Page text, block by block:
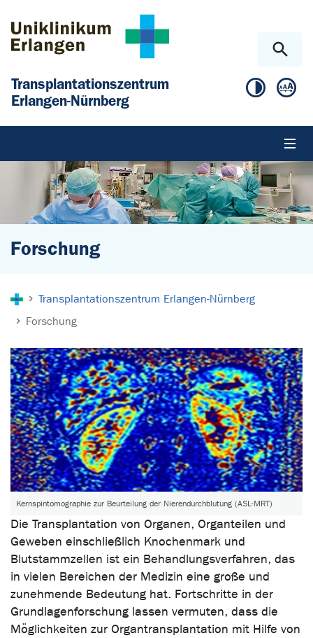
Transplantationszentrum
Erlangen-Nürnberg
Forschung
Transplantationszentrum Erlangen-Nürnberg
Forschung
Kernspintomographie zur Beurteilung der Nierendurchblutung (ASL-MRT)
Die Transplantation von Organen, Organteilen und
Geweben einschließlich Knochenmark und
Blutstammzellen ist ein Behandlungsverfahren, das
in vielen Bereichen der Medizin eine große und
zunehmende Bedeutung hat. Fortschritte in der
Grundlagenforschung lassen vermuten, dass die
Möglichkeiten zur Organtransplantation mit Hilfe von